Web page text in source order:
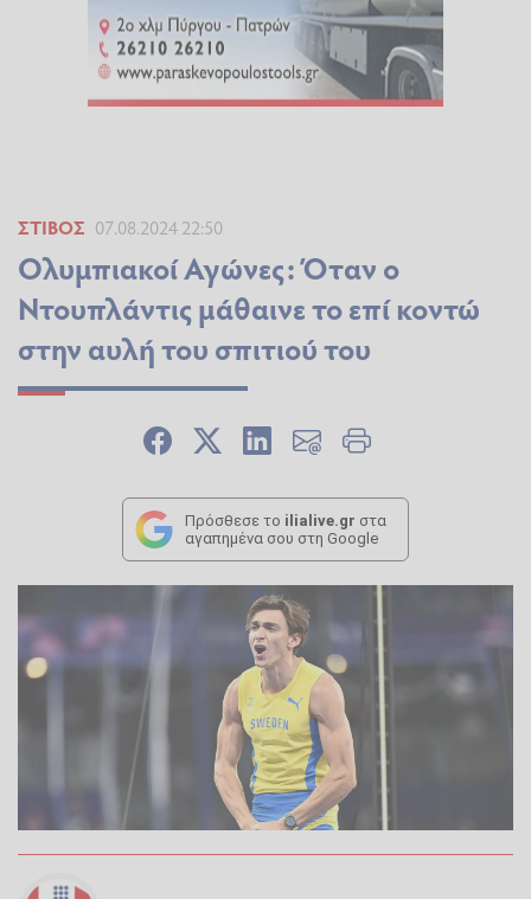
ΣΤΊΒΟΣ 07.08.2024 22:50
Ολυμπιακοί Αγώνες: Όταν ο
Ντουπλάντις μάθαινε το επί κοντώ
στην αυλή του σπιτιού του
Πρόσθεσε το ilialive.gr στα
αγαπημένα σου στη Google